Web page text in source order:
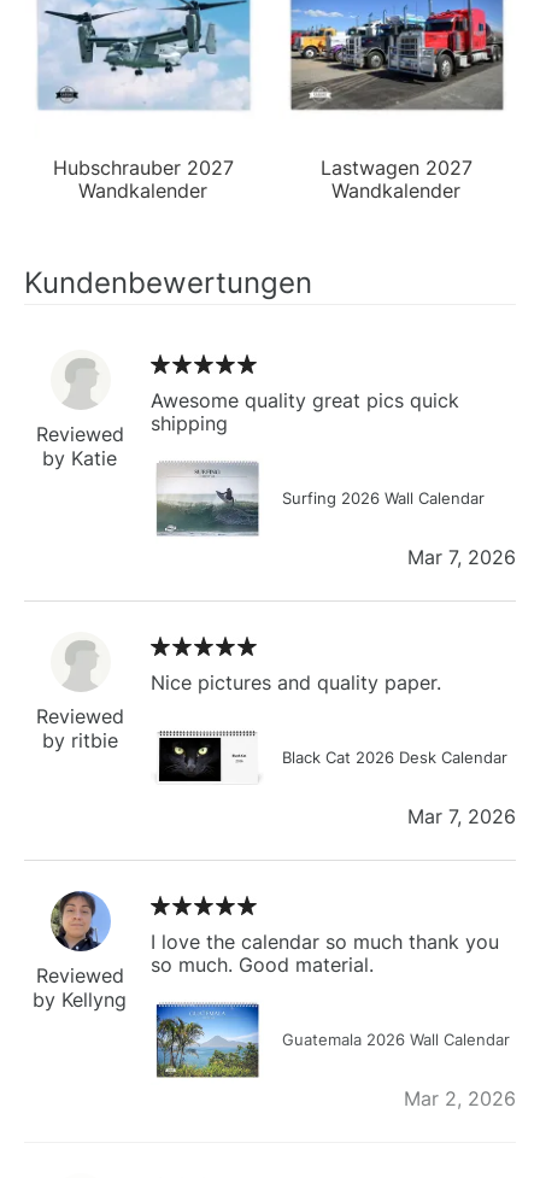
Hubschrauber 2027
Wandkalender
Lastwagen 2027
Wandkalender
Kundenbewertungen
Reviewed
by Katie
Awesome quality great pics quick
shipping
Surfing 2026 Wall Calendar
Mar 7, 2026
Reviewed
by ritbie
Nice pictures and quality paper.
Black Cat 2026 Desk Calendar
Mar 7, 2026
Reviewed
by Kellyng
I love the calendar so much thank you
so much. Good material.
Guatemala 2026 Wall Calendar
Mar 2, 2026